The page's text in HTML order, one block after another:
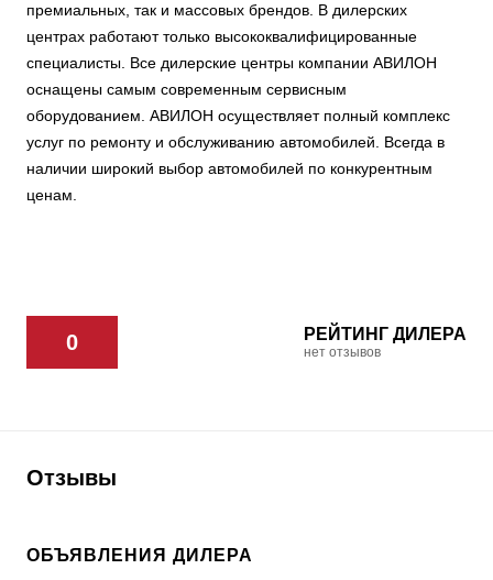
премиальных, так и массовых брендов. В дилерских
центрах работают только высококвалифицированные
специалисты. Все дилерские центры компании АВИЛОН
оснащены самым современным сервисным
оборудованием. АВИЛОН осуществляет полный комплекс
услуг по ремонту и обслуживанию автомобилей. Всегда в
наличии широкий выбор автомобилей по конкурентным
ценам.
0 РЕЙТИНГ ДИЛЕРА
нет отзывов
Отзывы
ОБЪЯВЛЕНИЯ ДИЛЕРА